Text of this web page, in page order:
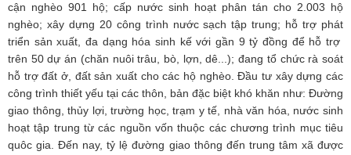
cận nghèo 901 hộ; cấp nước sinh hoạt phân tán cho 2.003 hộ
nghèo; xây dựng 20 công trình nước sạch tập trung; hỗ trợ phát
triển sản xuất, đa dạng hóa sinh kế với gần 9 tỷ đồng để hỗ trợ
trên 50 dự án (chăn nuôi trâu, bò, lợn, dê...); đang tổ chức rà soát
hỗ trợ đất ở, đất sản xuất cho các hộ nghèo. Đầu tư xây dựng các
công trình thiết yếu tại các thôn, bản đặc biệt khó khăn như: Đường
giao thông, thủy lợi, trường học, trạm y tế, nhà văn hóa, nước sinh
hoạt tập trung từ các nguồn vốn thuộc các chương trình mục tiêu
quôc gia. Đến nay, tỷ lệ đường giao thông đến trung tâm xã được